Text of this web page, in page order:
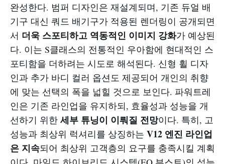
완성한다. 범퍼 디자인은 재설계되며, 기존 듀얼 배
기구 대신 쿼드 배기구가 적용된 렌더링이 공개되면
서 더욱 스포티하고 역동적인 이미지 강화가 예상된
다. 이는 S클래스의 전통적인 우아함에 현대적인 스
포티함을 더하려는 시도로 해석된다. 신형 휠 디자
인과 추가 바디 컬러 옵션도 제공되어 개인의 취향
에 맞는 선택의 폭을 넓힐 것으로 보인다. 파워트레
인은 기존 라인업을 유지하되, 효율성과 성능을 개
선하기 위한 세부 튜닝이 이뤄질 전망이다. 특히, 고
성능과 최상위 럭셔리를 상징하는 V12 엔진 라인업
은 지속되어 최상위 고객층의 요구를 충족시킬 계획